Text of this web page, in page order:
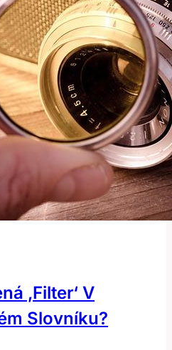
‚filter‘ V
Slovníku?